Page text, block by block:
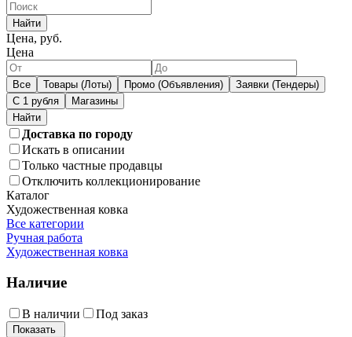
Найти
Цена, руб.
Цена
Все Товары (Лоты) Промо (Объявления)
Заявки (Тендеры)
С 1 рубля
Магазины
Доставка по городу
Искать в описании
Только частные продавцы
Отключить коллекционирование
Каталог
Художественная ковка
Все категории
Ручная работа
Художественная ковка
Наличие
В наличии Под заказ